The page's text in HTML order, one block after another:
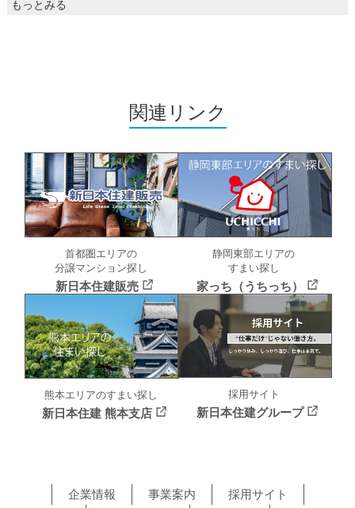
もっとみる
関連リンク
首都圏エリアの
分譲マンション探し
新日本住建販売
静岡東部エリアの
すまい探し
家っち（うちっち）
熊本エリアのすまい探し
新日本住建 熊本支店
採用サイト
新日本住建グループ
企業情報 事業案内
採用サイト